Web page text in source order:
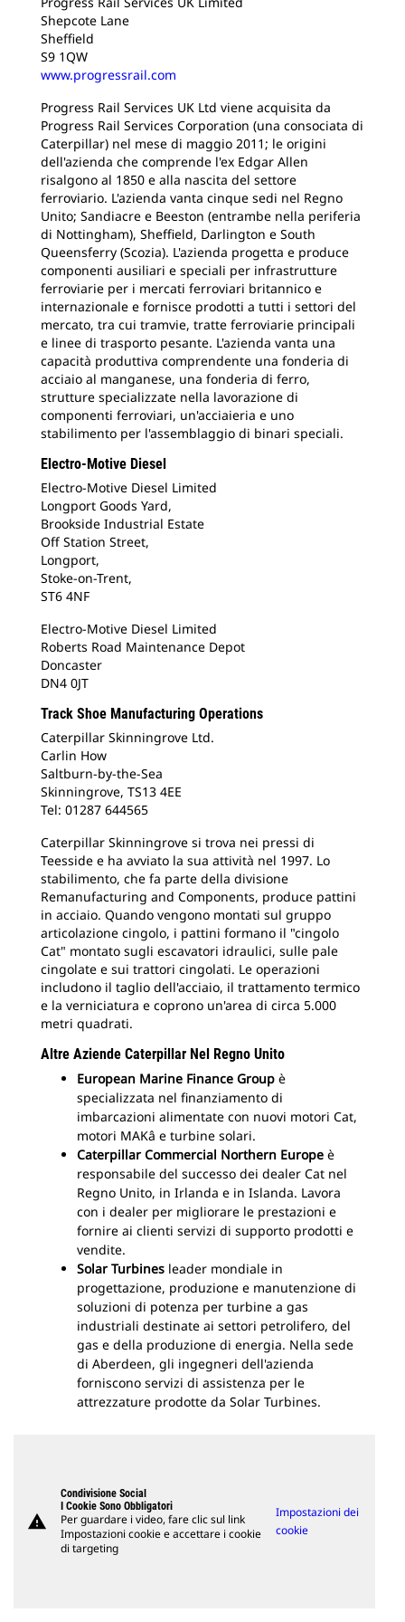
Shepcote Lane
Sheffield
S9 1QW
www.progressrail.com
Progress Rail Services UK Ltd viene acquisita da
Progress Rail Services Corporation (una consociata di
Caterpillar) nel mese di maggio 2011; le origini
dell'azienda che comprende l'ex Edgar Allen
risalgono al 1850 e alla nascita del settore
ferroviario. L'azienda vanta cinque sedi nel Regno
Unito; Sandiacre e Beeston (entrambe nella periferia
di Nottingham), Sheffield, Darlington e South
Queensferry (Scozia). L'azienda progetta e produce
componenti ausiliari e speciali per infrastrutture
ferroviarie per i mercati ferroviari britannico e
internazionale e fornisce prodotti a tutti i settori del
mercato, tra cui tramvie, tratte ferroviarie principali
e linee di trasporto pesante. L'azienda vanta una
capacità produttiva comprendente una fonderia di
acciaio al manganese, una fonderia di ferro,
strutture specializzate nella lavorazione di
componenti ferroviari, un'acciaieria e uno
stabilimento per l'assemblaggio di binari speciali.
Electro-Motive Diesel
Electro-Motive Diesel Limited
Longport Goods Yard,
Brookside Industrial Estate
Off Station Street,
Longport,
Stoke-on-Trent,
ST6 4NF
Electro-Motive Diesel Limited
Roberts Road Maintenance Depot
Doncaster
DN4 0JT
Track Shoe Manufacturing Operations
Caterpillar Skinningrove Ltd.
Carlin How
Saltburn-by-the-Sea
Skinningrove, TS13 4EE
Tel: 01287 644565
Caterpillar Skinningrove si trova nei pressi di
Teesside e ha avviato la sua attività nel 1997. Lo
stabilimento, che fa parte della divisione
Remanufacturing and Components, produce pattini
in acciaio. Quando vengono montati sul gruppo
articolazione cingolo, i pattini formano il "cingolo
Cat" montato sugli escavatori idraulici, sulle pale
cingolate e sui trattori cingolati. Le operazioni
includono il taglio dell'acciaio, il trattamento termico
e la verniciatura e coprono un'area di circa 5.000
metri quadrati.
Altre Aziende Caterpillar Nel Regno Unito
European Marine Finance Group è
specializzata nel finanziamento di
imbarcazioni alimentate con nuovi motori Cat,
motori MAKâ e turbine solari.
Caterpillar Commercial Northern Europe è
responsabile del successo dei dealer Cat nel
Regno Unito, in Irlanda e in Islanda. Lavora
con i dealer per migliorare le prestazioni e
fornire ai clienti servizi di supporto prodotti e
vendite.
Solar Turbines leader mondiale in
progettazione, produzione e manutenzione di
soluzioni di potenza per turbine a gas
industriali destinate ai settori petrolifero, del
gas e della produzione di energia. Nella sede
di Aberdeen, gli ingegneri dell'azienda
forniscono servizi di assistenza per le
attrezzature prodotte da Solar Turbines.
warning
Condivisione Social
I Cookie Sono Obbligatori
Per guardare i video, fare clic sul link
Impostazioni cookie e accettare i cookie
di targeting
Impostazioni dei
cookie